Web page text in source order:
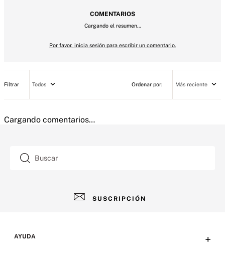
COMENTARIOS
Cargando el resumen…
Por favor, inicia sesión para escribir un comentario.
Más reciente
Todos
Cargando comentarios…
Buscar
SUSCRIPCIÓN
AYUDA +